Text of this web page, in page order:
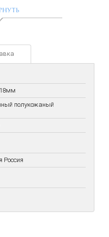
в одном из них - в шестом,
Швеции, - выступали
результаты всех
полукожаный
Россия